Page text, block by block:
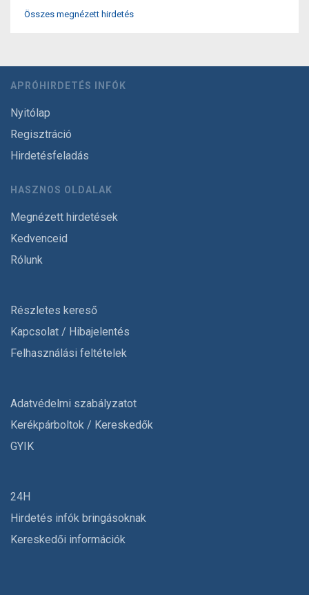
Összes megnézett hirdetés
APRÓHIRDETÉS INFÓK
Nyitólap
Regisztráció
Hirdetésfeladás
HASZNOS OLDALAK
Megnézett hirdetések
Kedvenceid
Rólunk
Részletes kereső
Kapcsolat / Hibajelentés
Felhasználási feltételek
Adatvédelmi szabályzatot
Kerékpárboltok / Kereskedők
GYIK
24H
Hirdetés infók bringásoknak
Kereskedői információk